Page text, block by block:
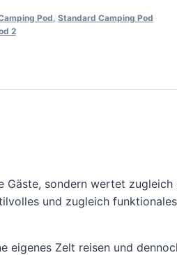
Pod Standard Camping Pod
2
sondern wertet zugleich
und zugleich funktionales
eigenes Zelt reisen und